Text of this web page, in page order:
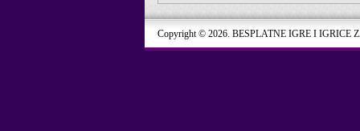
Copyright © 2026. BESPLATNE IGRE I IGRICE